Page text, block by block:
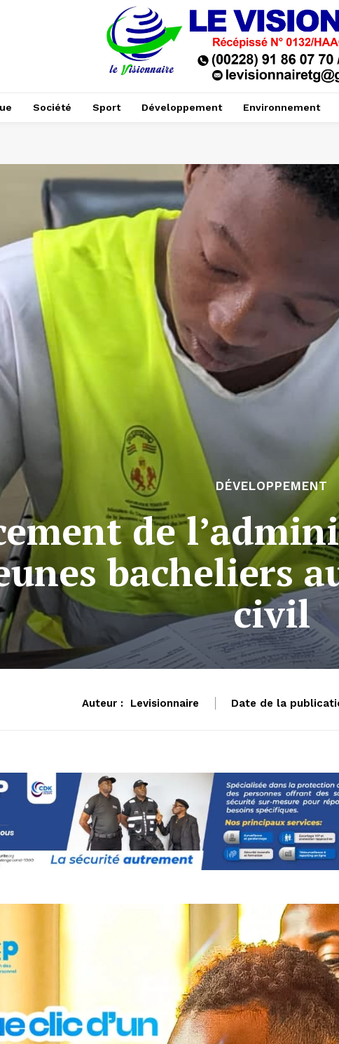
Société Sport Développement Environnement
DÉVELOPPEMENT
de
bacheliers
civil
Auteur : Levisionnaire Date de la